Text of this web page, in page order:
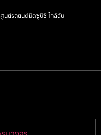
ศูนย์รถยนต์มิตซูบิชิ ใกล้ฉัน